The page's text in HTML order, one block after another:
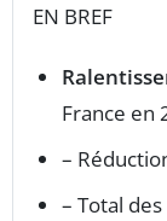
EN BREF
France en
–
– Total